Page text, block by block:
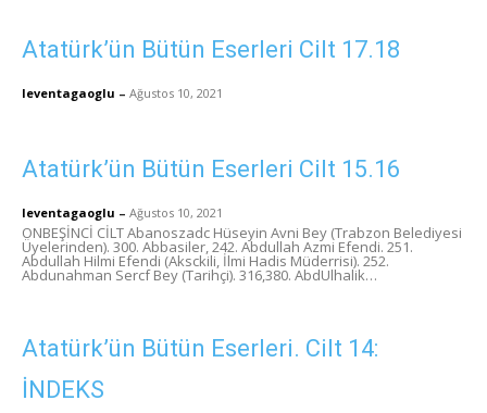
Atatürk’ün Bütün Eserleri Cilt 17.18
leventagaoglu – Ağustos 10, 2021
Atatürk’ün Bütün Eserleri Cilt 15.16
leventagaoglu – Ağustos 10, 2021
ONBEŞİNCİ CİLT Abanoszadc Hüseyin Avni Bey (Trabzon Belediyesi
Üyelerinden). 300. Abbasiler, 242. Abdullah Azmi Efendi. 251.
Abdullah Hilmi Efendi (Aksckili, İlmi Hadis Müderrisi). 252.
Abdunahman Sercf Bey (Tarihçi). 316,380. AbdUlhalik…
Atatürk’ün Bütün Eserleri. Cilt 14:
İNDEKS